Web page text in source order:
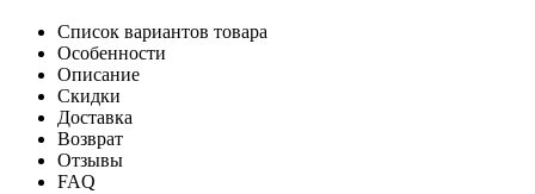
Список вариантов товара
Особенности
Описание
Скидки
Доставка
Возврат
Отзывы
FAQ